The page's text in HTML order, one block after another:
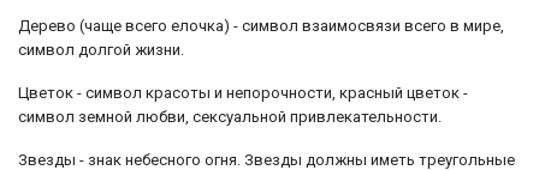
Дерево (чаще всего елочка) - символ взаимосвязи всего в мире,
символ долгой жизни.
Цветок - символ красоты и непорочности, красный цветок -
символ земной любви, сексуальной привлекательности.
Звезды - знак небесного огня. Звезды должны иметь треугольные